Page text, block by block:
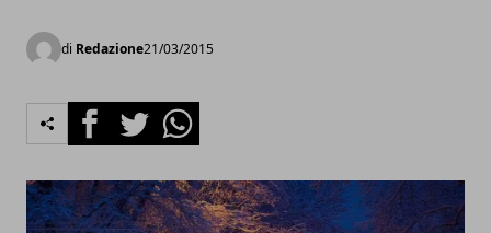
di Redazione21/03/2015
FacebookTwitterWhatsapp